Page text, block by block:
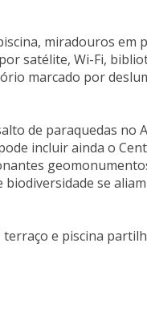
miradouros em
satélite, Wi-Fi,
marcado por
de paraquedas no
incluir ainda o
se
e piscina